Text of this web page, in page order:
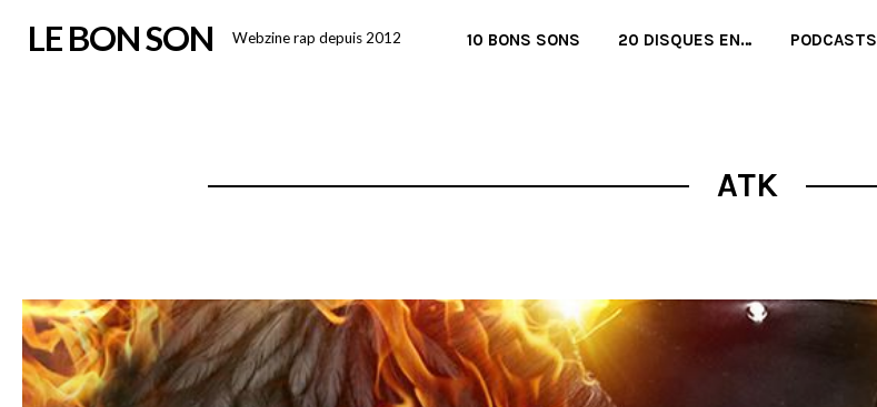
LE BON SON Webzine rap depuis 2012 10 BONS SONS 20 DISQUES EN… PODCASTS
ATK